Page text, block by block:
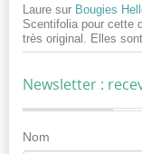
Laure sur Bougies
Scentifolia pour cette
très original. Elles
Newsletter :
Nom